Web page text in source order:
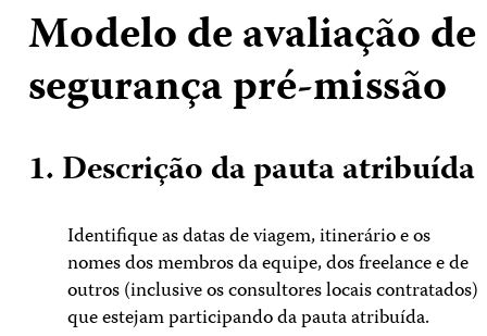
Modelo de avaliação de
segurança pré-missão
1. Descrição da pauta atribuída
Identifique as datas de viagem, itinerário e os
nomes dos membros da equipe, dos freelance e de
outros (inclusive os consultores locais contratados)
que estejam participando da pauta atribuída.